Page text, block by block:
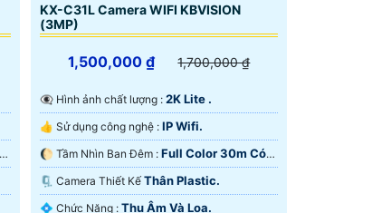
KX-C31L Camera WIFI KBVISION
(3MP)
1,500,000 ₫ 1,700,000 ₫
👁️‍🗨 Hình ảnh chất lượng : 2K Lite .
👍 Sử dụng công nghệ : IP Wifi.
🌔 Tầm Nhìn Ban Đêm : Full Color 30m Có
Màu Ban Ðêm.
🗜️ Camera Thiết Kế Thân Plastic.
️💠 Chức Năng : Thu Âm Và Loa.